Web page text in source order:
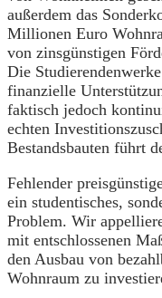
außerdem das
Millionen Euro
von zinsgünstigen
Die
finanzielle
faktisch jedoch
echten
Bestandsbauten führt
Fehlender
ein studentisches,
Problem. Wir
mit entschlossenen
den Ausbau von
Wohnraum zu